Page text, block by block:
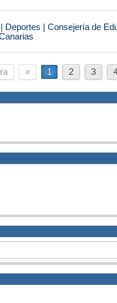
Deportes | Consejería de
« 1 2 3